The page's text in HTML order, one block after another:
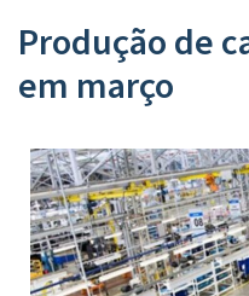
Produção de
em março